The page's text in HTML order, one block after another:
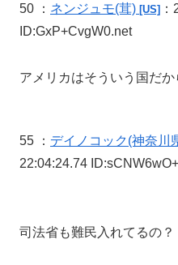
50 ： ネンジュモ(茸) [US]
ID:GxP+CvgW0.net
アメリカはそういう国だか
55 ： デイノコック(神奈川
22:04:24.74
司法省も難民入れてるの？